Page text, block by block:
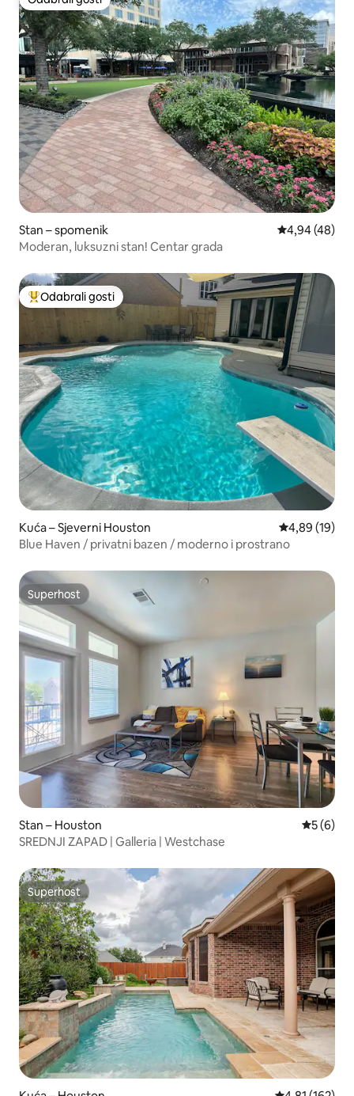
Odabrali gosti
Stan – spomenik Prosječna
4,94 (48)
Moderan, luksuzni stan! Centar grada
Među najviše rangiranima s oznakom „Odabrali gosti”
Odabrali gosti
Kuća – Sjeverni Houston Prosječna
4,89 (19)
Blue Haven / privatni bazen / moderno i prostrano
Superhost
Superhost
Stan – Houston
5 (6)
SREDNJI ZAPAD | Galleria | Westchase
Superhost
Superhost